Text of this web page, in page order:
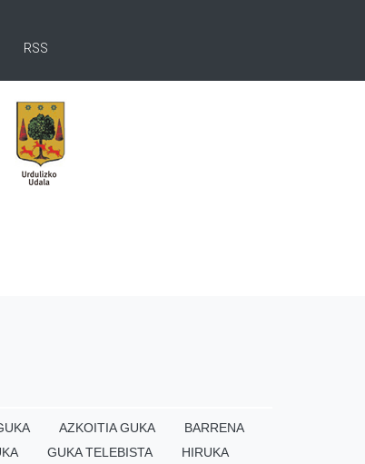
RSS
AZKOITIA GUKA
BARRENA
GUKA TELEBISTA HIRUKA